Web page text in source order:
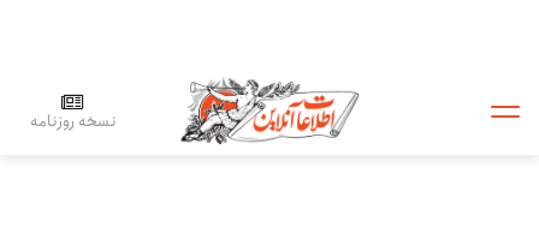
نسخه روزنامه